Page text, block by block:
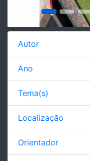
Autor
Ano
Tema(s)
Localização
Orientador